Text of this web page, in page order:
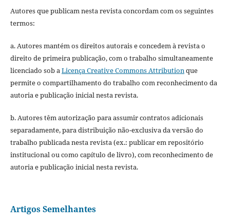
Autores que publicam nesta revista concordam com os seguintes
termos:
a. Autores mantém os direitos autorais e concedem à revista o
direito de primeira publicação, com o trabalho simultaneamente
licenciado sob aLicença Creative Commons Attributionque
permite o compartilhamento do trabalho com reconhecimento da
autoria e publicação inicial nesta revista.
b. Autores têm autorização para assumir contratos adicionais
separadamente, para distribuição não-exclusiva da versão do
trabalho publicada nesta revista (ex.: publicar em repositório
institucional ou como capítulo de livro), com reconhecimento de
autoria e publicação inicial nesta revista.
Artigos Semelhantes